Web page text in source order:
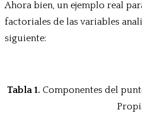
Ahora bien, un ejemplo real
factoriales de las variables
siguiente:
Tabla 1. Componentes del